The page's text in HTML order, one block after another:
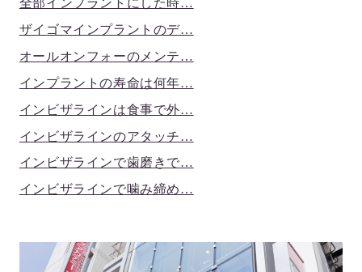
ザイゴマインプラントのデ…
オールオンフォーのメンテ…
インプラントの寿命は何年…
インビザラインは食事で外…
インビザラインのアタッチ…
インビザラインで歯磨きで…
インビザラインで噛み締め…